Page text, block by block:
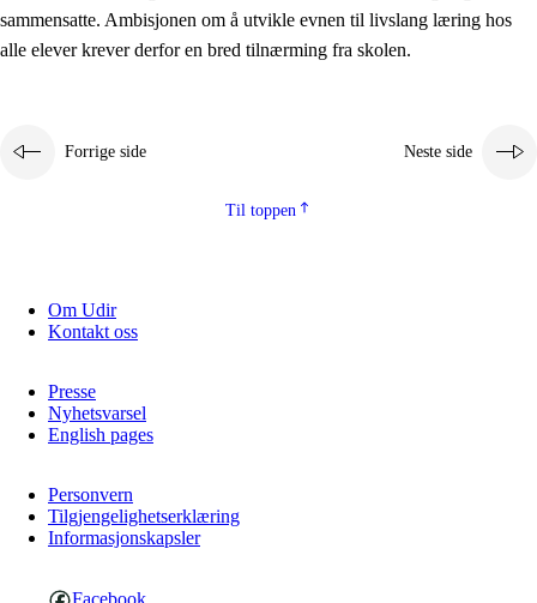
sammensatte. Ambisjonen om å utvikle evnen til livslang læring hos
alle elever krever derfor en bred tilnærming fra skolen.
Forrige side Neste side
Til toppen
Om Udir
Kontakt oss
Presse
Nyhetsvarsel
English pages
Personvern
Tilgjengelighetserklæring
Informasjonskapsler